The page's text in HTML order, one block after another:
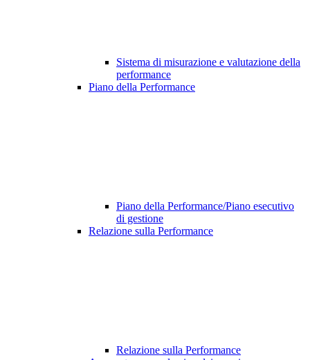
Sistema di misurazione e valutazione della
performance
Piano della Performance
Piano della Performance/Piano esecutivo
di gestione
Relazione sulla Performance
Relazione sulla Performance